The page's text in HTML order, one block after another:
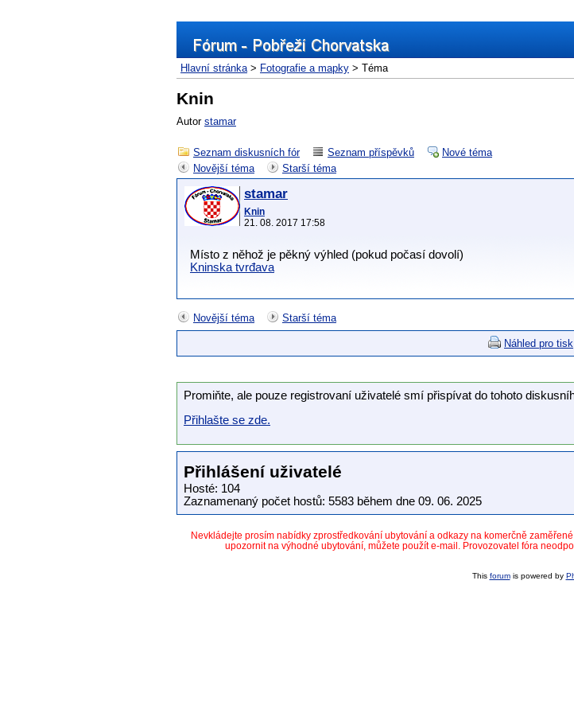
Hlavní stránka> Fotografie a mapky > Téma
Knin
Autor stamar
Seznam diskusních fór Seznam příspěvků
Nové téma
Novější téma
Starší téma
stamar
Knin
21. 08. 2017 17:58
Místo z něhož je pěkný výhled (pokud počasí dovolí)
Kninska tvrđava
Novější téma Starší téma
Náhled pro tisk
Promiňte, ale pouze registrovaní uživatelé smí přispívat do tohoto
Přihlašte se zde.
Přihlášení uživatelé
Hosté: 104
Zaznamenaný počet hostů: 5583 během dne 09. 06. 2025
Nevkládejte prosím nabídky zprostředkování ubytování a odkazy na komerčně
upozornit na výhodné ubytování, můžete použít e-mail. Provozovatel fóra
This forumis powered by